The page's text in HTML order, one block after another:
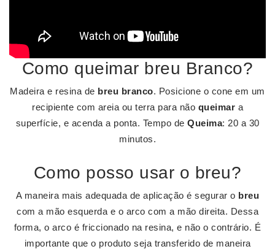
Como queimar breu Branco?
Madeira e resina de breu branco. Posicione o cone em um
recipiente com areia ou terra para não queimar a
superfície, e acenda a ponta. Tempo de Queima: 20 a 30
minutos.
Como posso usar o breu?
A maneira mais adequada de aplicação é segurar o breu
com a mão esquerda e o arco com a mão direita. Dessa
forma, o arco é friccionado na resina, e não o contrário. É
importante que o produto seja transferido de maneira